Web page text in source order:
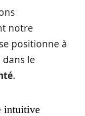
notre
se positionne à
dans le
.
intuitive